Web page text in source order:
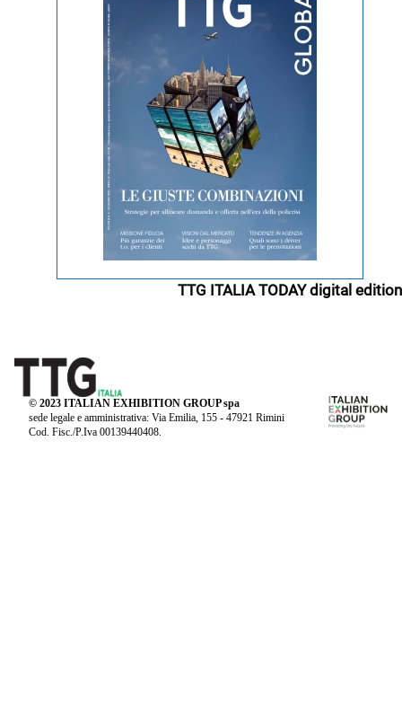
TTG ITALIA TODAY digital edition
© 2023 ITALIAN EXHIBITION GROUP spa
sede legale e amministrativa: Via Emilia, 155 - 47921 Rimini
Cod. Fisc./P.Iva 00139440408.